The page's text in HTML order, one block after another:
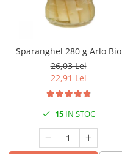
Sparanghel 280 g Arlo Bio
26,03 Lei
22,91 Lei
15IN STOC